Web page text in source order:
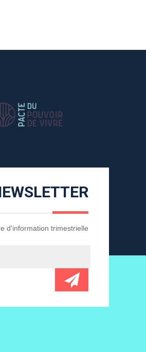
d'information trimestrielle